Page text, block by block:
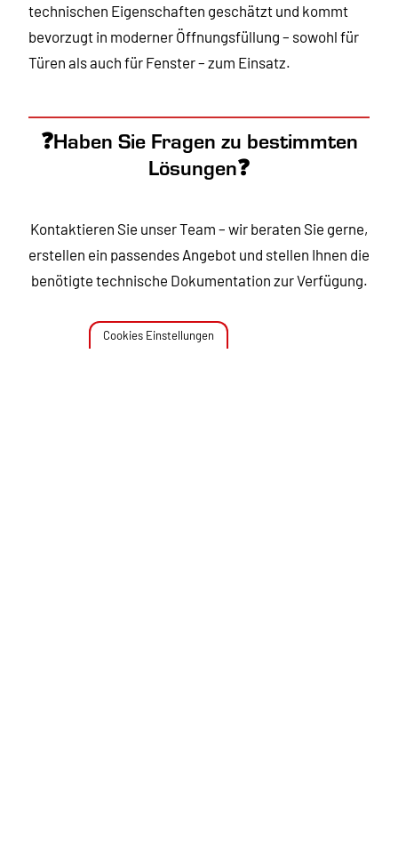
technischen Eigenschaften geschätzt und kommt
bevorzugt in moderner Öffnungsfüllung – sowohl für
Türen als auch für Fenster – zum Einsatz.
❓Haben Sie Fragen zu bestimmten
Lösungen❓
Kontaktieren Sie unser Team – wir beraten Sie gerne,
erstellen ein passendes Angebot und stellen Ihnen die
benötigte technische Dokumentation zur Verfügung.
Cookies Einstellungen